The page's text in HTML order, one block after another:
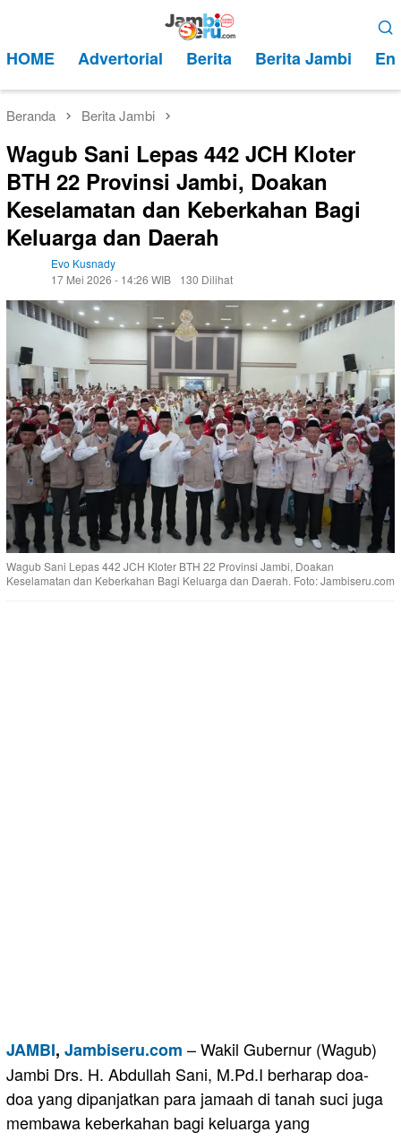
kontenMobile
HOME Advertorial Berita Berita Jambi
Beranda Berita Jambi
Wagub Sani Lepas 442 JCH Kloter
BTH 22 Provinsi Jambi, Doakan
Keselamatan dan Keberkahan Bagi
Keluarga dan Daerah
Evo Kusnady
17 Mei 2026 - 14:26 WIB
130 Dilihat
Wagub Sani Lepas 442 JCH Kloter BTH 22 Provinsi Jambi, Doakan
Keselamatan dan Keberkahan Bagi Keluarga dan Daerah. Foto: Jambiseru.com
JAMBI, Jambiseru.com – Wakil Gubernur (Wagub)
Jambi Drs. H. Abdullah Sani, M.Pd.I berharap doa-
doa yang dipanjatkan para jamaah di tanah suci juga
membawa keberkahan bagi keluarga yang